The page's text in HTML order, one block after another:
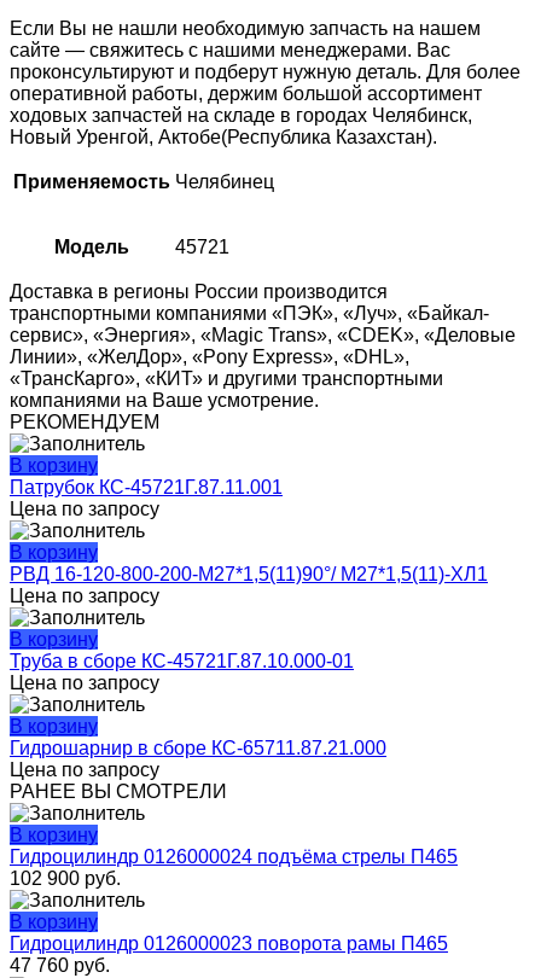
Если Вы не нашли необходимую запчасть на нашем
сайте — свяжитесь с нашими менеджерами. Вас
проконсультируют и подберут нужную деталь. Для более
оперативной работы, держим большой ассортимент
ходовых запчастей на складе в городах Челябинск,
Новый Уренгой, Актобе(Республика Казахстан).
Применяемость Челябинец
Модель 45721
Доставка в регионы России производится
транспортными компаниями «ПЭК», «Луч», «Байкал-
сервис», «Энергия», «Magic Trans», «CDEK», «Деловые
Линии», «ЖелДор», «Pony Express», «DHL»,
«ТрансКарго», «КИТ» и другими транспортными
компаниями на Ваше усмотрение.
РЕКОМЕНДУЕМ
В корзину
Патрубок КС-45721Г.87.11.001
Цена по запросу
В корзину
РВД 16-120-800-200-М27*1,5(11)90°/ М27*1,5(11)-ХЛ1
Цена по запросу
В корзину
Труба в сборе КС-45721Г.87.10.000-01
Цена по запросу
В корзину
Гидрошарнир в сборе КС-65711.87.21.000
Цена по запросу
РАНЕЕ ВЫ СМОТРЕЛИ
В корзину
Гидроцилиндр 0126000024 подъёма стрелы П465
102 900 руб.
В корзину
Гидроцилиндр 0126000023 поворота рамы П465
47 760 руб.